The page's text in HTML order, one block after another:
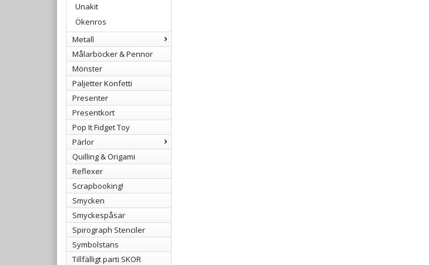
Unakit
Ökenros
Metall
Målarböcker & Pennor
Mönster
Paljetter Konfetti
Presenter
Presentkort
Pop It Fidget Toy
Pärlor
Quilling & Origami
Reflexer
Scrapbooking!
Smycken
Smyckespåsar
Spirograph Stenciler
Symbolstans
Tillfälligt parti SKOR